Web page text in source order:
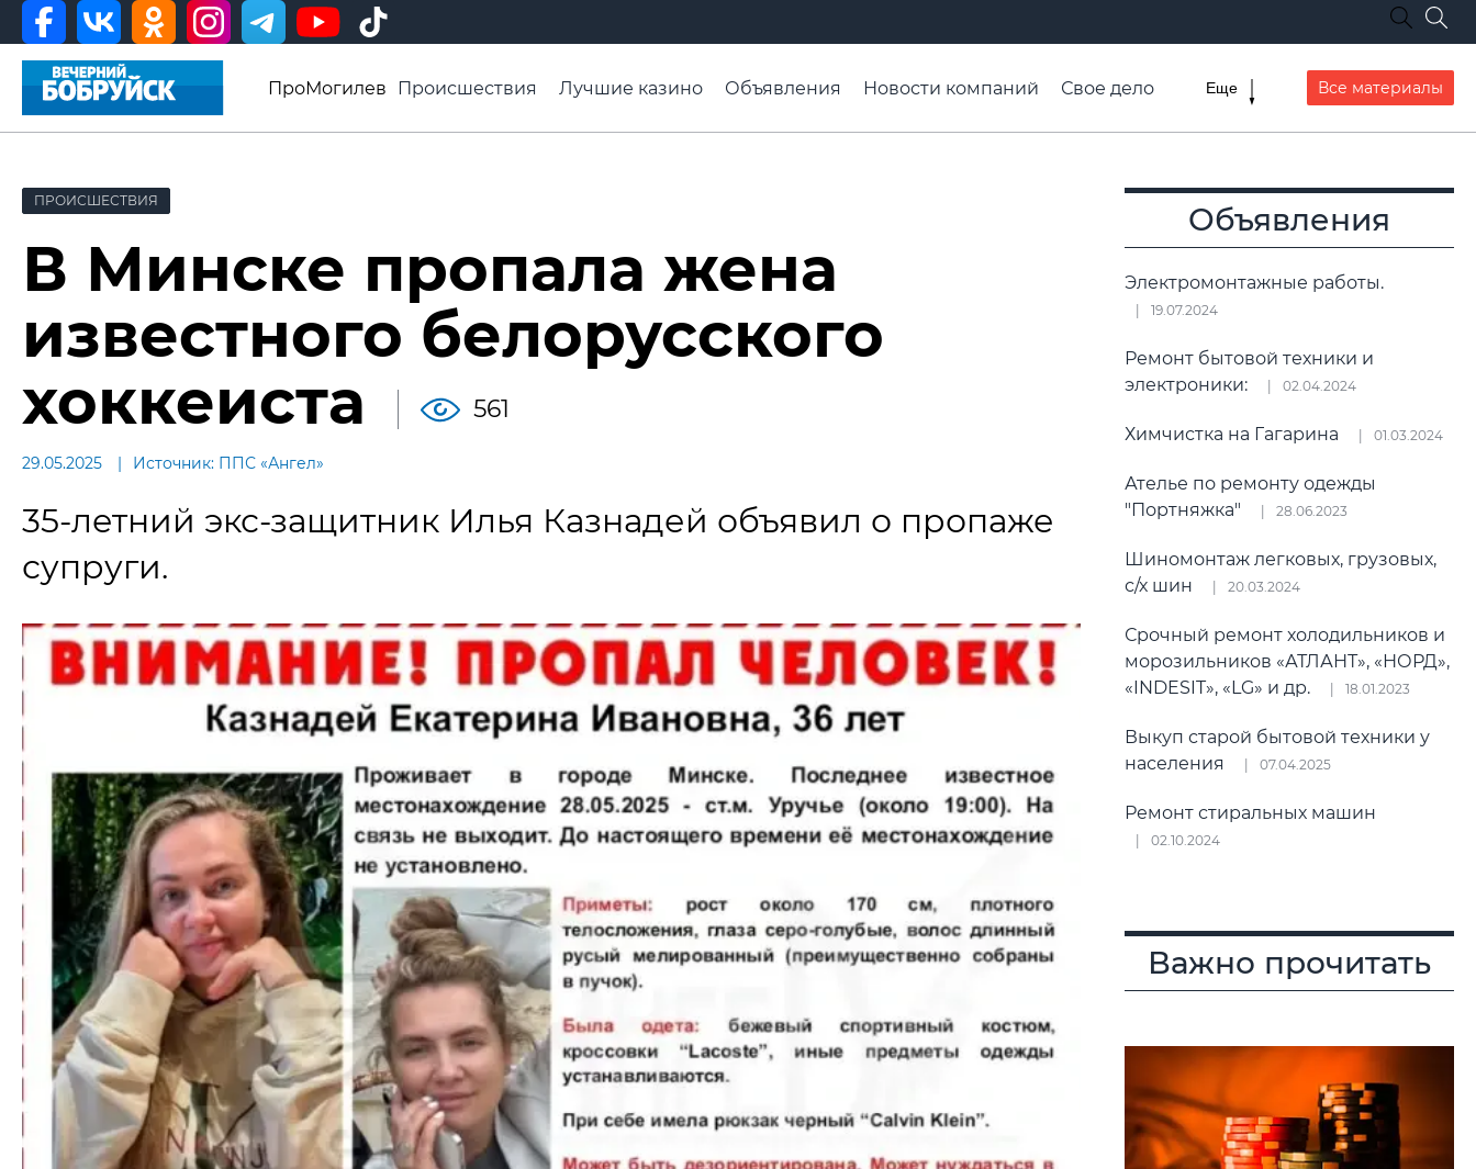
ПроМогилев Происшествия Лучшие казино Объявления Новости компаний
Свое дело
Видео ВБ
Еще Все материалы
ПРОИСШЕСТВИЯ
В Минске пропала жена
известного белорусского
хоккеиста
561
29.05.2025 Источник: ППС «Ангел»
35-летний экс-защитник Илья Казнадей объявил о пропаже
супруги.
Объявления
Электромонтажные работы.
19.07.2024
Ремонт бытовой техники и
электроники:
02.04.2024
Химчистка на Гагарина 01.03.2024
Ателье по ремонту одежды
"Портняжка"
28.06.2023
Шиномонтаж легковых, грузовых,
с/х шин
20.03.2024
Срочный ремонт холодильников и
морозильников «АТЛАНТ», «НОРД»,
«INDESIT», «LG» и др.
18.01.2023
Выкуп старой бытовой техники у
населения
07.04.2025
Ремонт стиральных машин
02.10.2024
Важно прочитать